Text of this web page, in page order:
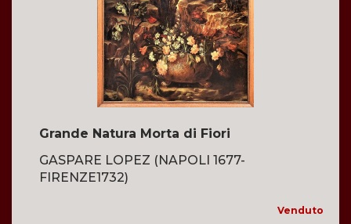
Grande Natura Morta di Fiori
GASPARE LOPEZ (NAPOLI 1677-
FIRENZE1732)
Venduto